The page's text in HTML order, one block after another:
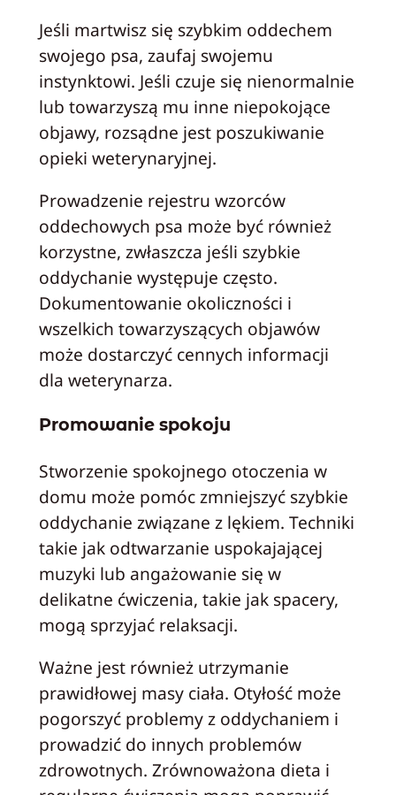
Jeśli martwisz się szybkim oddechem
swojego psa, zaufaj swojemu
instynktowi. Jeśli czuje się nienormalnie
lub towarzyszą mu inne niepokojące
objawy, rozsądne jest poszukiwanie
opieki weterynaryjnej.
Prowadzenie rejestru wzorców
oddechowych psa może być również
korzystne, zwłaszcza jeśli szybkie
oddychanie występuje często.
Dokumentowanie okoliczności i
wszelkich towarzyszących objawów
może dostarczyć cennych informacji
dla weterynarza.
Promowanie spokoju
Stworzenie spokojnego otoczenia w
domu może pomóc zmniejszyć szybkie
oddychanie związane z lękiem. Techniki
takie jak odtwarzanie uspokajającej
muzyki lub angażowanie się w
delikatne ćwiczenia, takie jak spacery,
mogą sprzyjać relaksacji.
Ważne jest również utrzymanie
prawidłowej masy ciała. Otyłość może
pogorszyć problemy z oddychaniem i
prowadzić do innych problemów
zdrowotnych. Zrównoważona dieta i